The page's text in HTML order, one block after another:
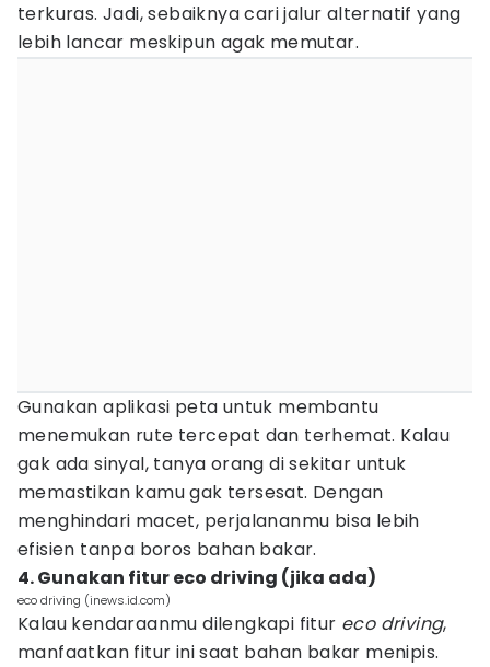
terkuras. Jadi, sebaiknya cari jalur alternatif yang
lebih lancar meskipun agak memutar.
Gunakan aplikasi peta untuk membantu
menemukan rute tercepat dan terhemat. Kalau
gak ada sinyal, tanya orang di sekitar untuk
memastikan kamu gak tersesat. Dengan
menghindari macet, perjalananmu bisa lebih
efisien tanpa boros bahan bakar.
4. Gunakan fitur eco driving (jika ada)
eco driving (inews.id.com)
Kalau kendaraanmu dilengkapi fitur eco driving,
manfaatkan fitur ini saat bahan bakar menipis.